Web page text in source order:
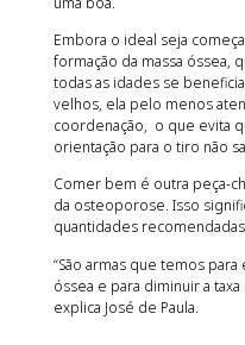
Embora o ideal seja
formação da massa óssea,
todas as idades se
velhos, ela pelo menos
coordenação, o que evita
orientação para o tiro não
Comer bem é outra peça-
da osteoporose. Isso
quantidades
“São armas que temos
óssea e para diminuir a
explica José de Paula.